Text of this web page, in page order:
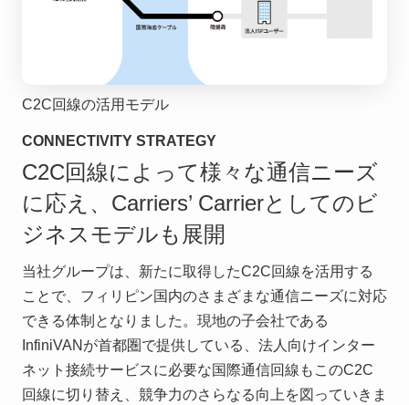
C2C回線の活用モデル
CONNECTIVITY STRATEGY
C2C回線によって様々な通信ニーズ
に応え、Carriers’ Carrierとしてのビ
ジネスモデルも展開
当社グループは、新たに取得したC2C回線を活用する
ことで、フィリピン国内のさまざまな通信ニーズに対応
できる体制となりました。現地の子会社である
InfiniVANが首都圏で提供している、法人向けインター
ネット接続サービスに必要な国際通信回線もこのC2C
回線に切り替え、競争力のさらなる向上を図っていきま